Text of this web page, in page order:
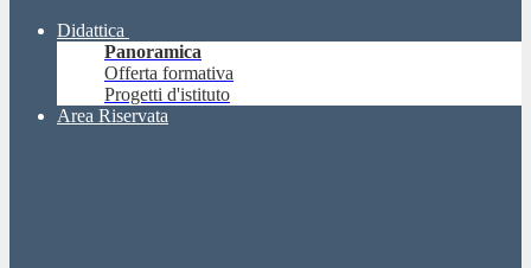
Didattica
Panoramica
Offerta formativa
Progetti d'istituto
Area Riservata